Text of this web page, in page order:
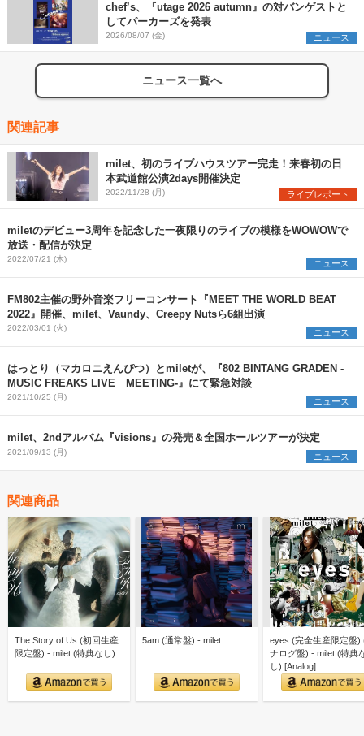
chef’s、『utage 2026 autumn』の対バンゲストと
してパーカーズを発表
2026/08/07 (金) ニュース
ニュース一覧へ
関連記事
milet、初のライブハウスツアー完走！来春初の日
本武道館公演2days開催決定
2022/11/28 (月) ライブレポート
miletのデビュー3周年を記念した一夜限りのライブの模様をWOWOWで
放送・配信が決定
2022/07/21 (木) ニュース
FM802主催の野外音楽フリーコンサート『MEET THE WORLD BEAT
2022』開催、milet、Vaundy、Creepy Nutsら6組出演
2022/03/01 (火) ニュース
はっとり（マカロニえんぴつ）とmiletが、『802 BINTANG GRADEN -
MUSIC FREAKS LIVE MEETING-』にて緊急対談
2021/10/25 (月) ニュース
milet、2ndアルバム『visions』の発売＆全国ホールツアーが決定
2021/09/13 (月) ニュース
関連商品
The Story of Us (初回生産
限定盤) - milet (特典なし)
5am (通常盤) - milet
eyes (完全生産限定盤)
ナログ盤) - milet (特典
し) [Analog]